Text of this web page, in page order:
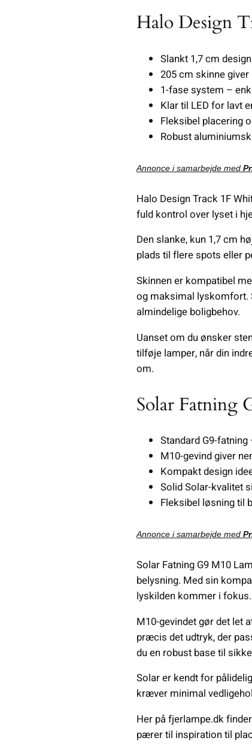
Halo Design
Slankt 1,7 cm
205 cm skinne
1-fase system –
Klar til LED for lavt
Fleksibel placering
Robust
Annonce i samarbejde med
Halo Design Track 1F
fuld kontrol over lyset i
Den slanke, kun 1,7 cm
plads til flere spots eller
Skinnen er kompatibel
og maksimal lyskomfort.
almindelige boligbehov.
Uanset om du ønsker
tilføje lamper, når din
om.
Solar Fatning
Standard G9-
M10-gevind giver
Kompakt design
Solid Solar-kvalitet
Fleksibel løsning til
Annonce i samarbejde med
Solar Fatning G9 M10
belysning. Med sin
lyskilden kommer i fokus.
M10-gevindet gør det let
præcis det udtryk, der
du en robust base til
Solar er kendt for
kræver minimal
Her på fjerlampe.dk
pærer til inspiration til